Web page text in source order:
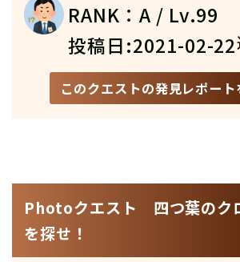
RANK：A / Lv.99
投稿日:2021-02-22
このクエストの発見レポート
Photoクエスト 四つ葉のク
を探せ！